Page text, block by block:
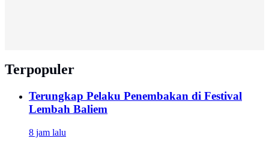
Terpopuler
Terungkap Pelaku Penembakan di Festival
Lembah Baliem
8 jam lalu